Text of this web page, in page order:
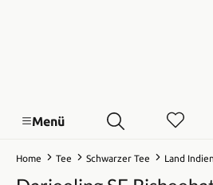
Menü
Home Tee Schwarzer Tee Land